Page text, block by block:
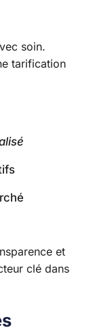
soin.
tarification
et
clé dans